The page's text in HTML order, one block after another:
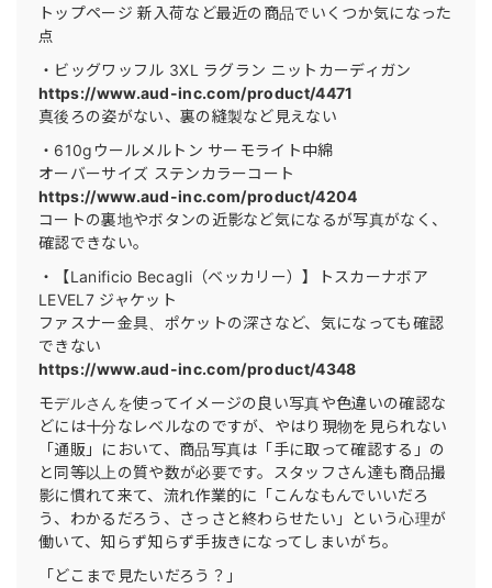
トップページ 新入荷など最近の商品でいくつか気になった
点
・ビッグワッフル 3XL ラグラン ニットカーディガン
https://www.aud-inc.com/product/4471
真後ろの姿がない、裏の縫製など見えない
・610gウールメルトン サーモライト中綿
オーバーサイズ ステンカラーコート
https://www.aud-inc.com/product/4204
コートの裏地やボタンの近影など気になるが写真がなく、
確認できない。
・【Lanificio Becagli（ベッカリー）】トスカーナボア
LEVEL7 ジャケット
ファスナー金具、ポケットの深さなど、気になっても確認
できない
https://www.aud-inc.com/product/4348
モデルさんを使ってイメージの良い写真や色違いの確認な
どには十分なレベルなのですが、やはり現物を見られない
「通販」において、商品写真は「手に取って確認する」の
と同等以上の質や数が必要です。スタッフさん達も商品撮
影に慣れて来て、流れ作業的に「こんなもんでいいだろ
う、わかるだろう、さっさと終わらせたい」という心理が
働いて、知らず知らず手抜きになってしまいがち。
「どこまで見たいだろう？」